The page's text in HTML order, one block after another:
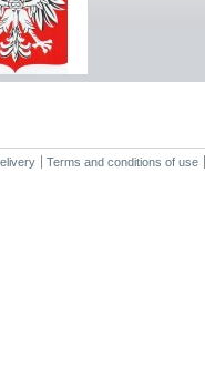
Terms and conditions of use